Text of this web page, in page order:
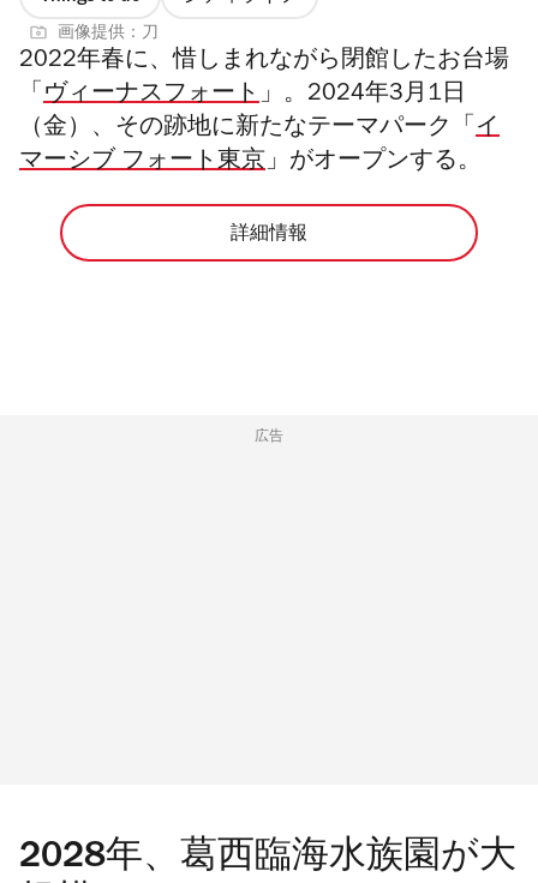
画像提供：刀
2022年春に、惜しまれながら閉館したお台場
「 ヴィーナスフォート」。2024年3月1日
（金）、その跡地に新たなテーマパーク「 イ
マーシブ フォート東京」がオープンする。
詳細情報
広告
2028年、葛西臨海水族園が大